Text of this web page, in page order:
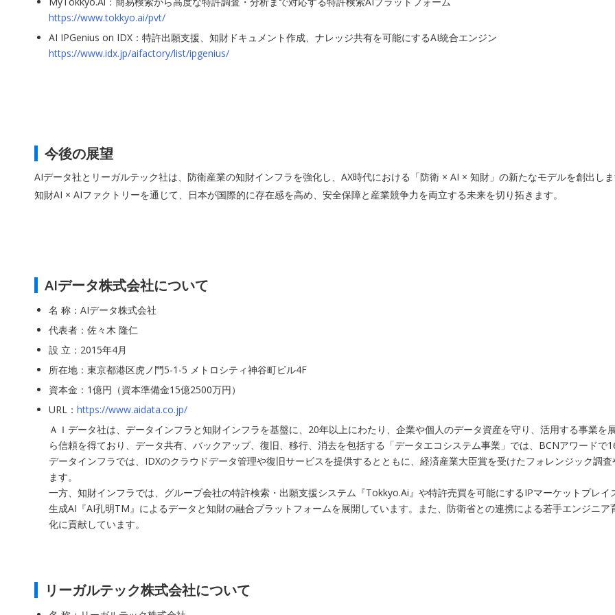
https://www.tokkyo.ai/pvt/
AI IPGenius on IDX：特許出願支援、知財ドキュメント作成、ナレッジ共有を可能にするAI統合エンジン
https://www.idx.jp/aifactory/list/ipgenius/
今後の展望
AIデータ社とリーガルテック社は、防衛産業の知財インフラを強化し、AX時代における「防衛 × AI × 知財」の新たなモデルを創出し
知財AI × AIファクトリーを通じて、日本が国際的に存在感を高め、安全保障と産業競争力を両立する未来を切り拓きます。
AIデータ株式会社について
名 称：AIデータ株式会社
代表者：佐々木 隆仁
設 立：2015年4月
所在地：東京都港区虎ノ門5-1-5 メトロシティ神谷町ビル4F
資本金：1億円（資本準備金15億2500万円）
URL： https://www.aidata.co.jp/
ＡＩデータ社は、データインフラと知財インフラを基盤に、20年以上にわたり、企業や個人のデータ資産を守り、活用する事業
ら信頼を得ており、データ共有、バックアップ、復旧、移行、消去を包括する「データエコシステム事業」では、BCNアワードで
データインフラでは、IDXのクラウドデータ管理や復旧サービスを提供するとともに、経済産業大臣賞を受けたフォレンジック調
ます。
一方、知財インフラでは、グループ会社の特許検索・出願支援システム『Tokkyo.Ai』や特許売買を可能にするIPマーケットプレ
生成AI『AI孔明TM』によるデータと知財の融合プラットフォームを展開しています。また、防衛省との連携による若手エンジニ
化に貢献しています。
リーガルテック株式会社について